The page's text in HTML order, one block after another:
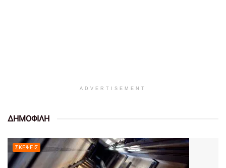
ADVERTISEMENT
ΔΗΜΟΦΙΛΗ
ΣΚΈΨΕΙΣ